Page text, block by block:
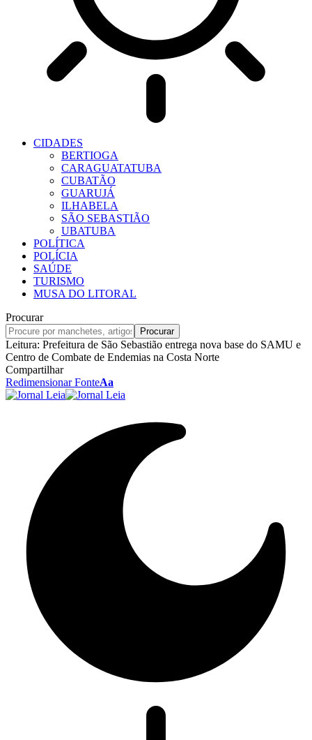
CIDADES
BERTIOGA
CARAGUATATUBA
CUBATÃO
GUARUJÁ
ILHABELA
SÃO SEBASTIÃO
UBATUBA
POLÍTICA
POLÍCIA
SAÚDE
TURISMO
MUSA DO LITORAL
Procurar
Leitura: Prefeitura de São Sebastião entrega nova base do SAMU e
Centro de Combate de Endemias na Costa Norte
Compartilhar
Redimensionar FonteAa